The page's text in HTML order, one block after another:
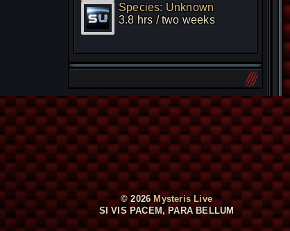
Species: Unknown
3.8 hrs / two weeks
© 2026Mysteris Live
SI VIS PACEM, PARA BELLUM